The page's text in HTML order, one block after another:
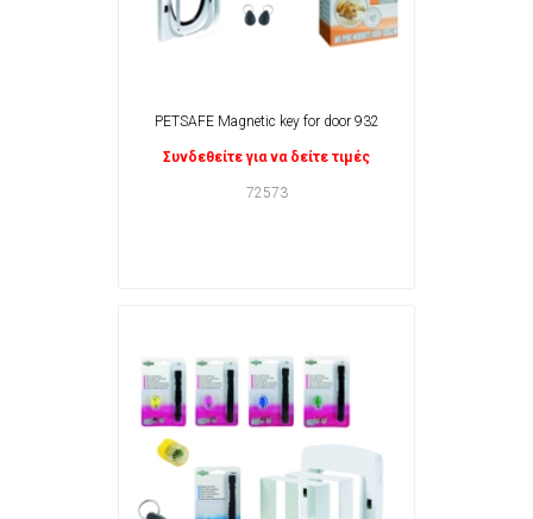
PETSAFE Magnetic key for door 932
Συνδεθείτε για να δείτε τιμές
72573